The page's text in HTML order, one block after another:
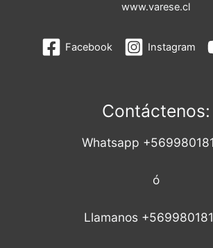
www.varese.cl
Facebook Instagram
Contáctenos:
Whatsapp
ó
Llamanos